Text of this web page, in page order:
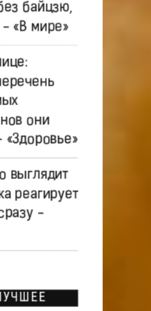
байцзю,
- «В мире»
они
выглядит
реагирует
-